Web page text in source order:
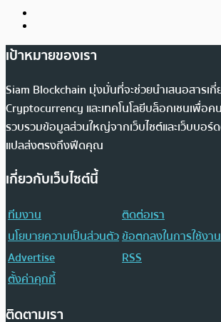
เป้าหมายของเรา
Siam Blockchain มุ่งมั่นที่จะช่วยนำเสนอสารเ
Cryptocurrency และเทคโนโลยีบล็อกเชนเพื่อค
รวบรวมข้อมูลส่วนใหญ่จากเว็บไซต์และเว็บบอร์
แปลส่งตรงถึงฟีดคุณ
เกี่ยวกับเว็บไซต์นี้
ทีมงาน
ติดต่อเรา
นโยบายความเป็นส่วนตัวข้อตกลงในการใช้งาน
Advertise
RSS
ตั้งค่าคุกกี้
ติดตามเรา